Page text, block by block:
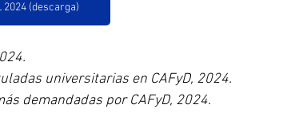
2024 (descarga)
universitarias en CAFyD, 2024.
demandadas por CAFyD, 2024.